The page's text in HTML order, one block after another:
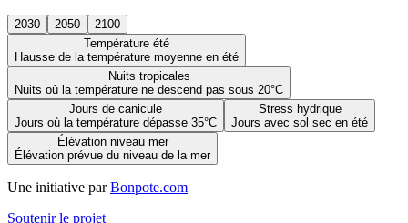
2030 2050
2100
Température été
Hausse de la température moyenne en été
Nuits tropicales
Nuits où la température ne descend pas sous 20°C
Jours de canicule
Jours où la température dépasse 35°C
Stress hydrique
Jours avec sol sec en été
Élévation niveau mer
Élévation prévue du niveau de la mer
Une initiative par Bonpote.com
Soutenir le projet